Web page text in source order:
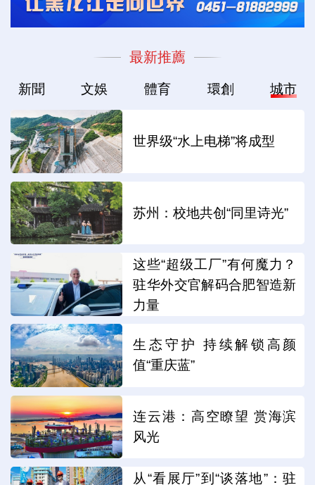
最新推薦
新聞 文娛 體育 環創 城市
世界级“水上电梯”将成型
苏州：校地共创“同里诗光”
这些“超级工厂”有何魔力？
驻华外交官解码合肥智造新
力量
生态守护 持续解锁高颜
值“重庆蓝”
连云港：高空瞭望 赏海滨
风光
从“看展厅”到“谈落地”：驻